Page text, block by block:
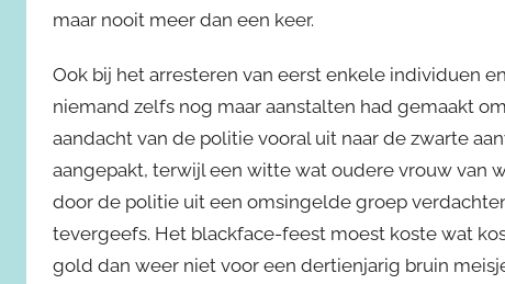
maar nooit meer dan een keer.
Ook bij het arresteren van eerst enkele individuen
niemand zelfs nog maar aanstalten had gemaakt
aandacht van de politie vooral uit naar de zwarte
aangepakt, terwijl een witte wat oudere vrouw van
door de politie uit een omsingelde groep
tevergeefs. Het blackface-feest moest koste wat
gold dan weer niet voor een dertienjarig bruin